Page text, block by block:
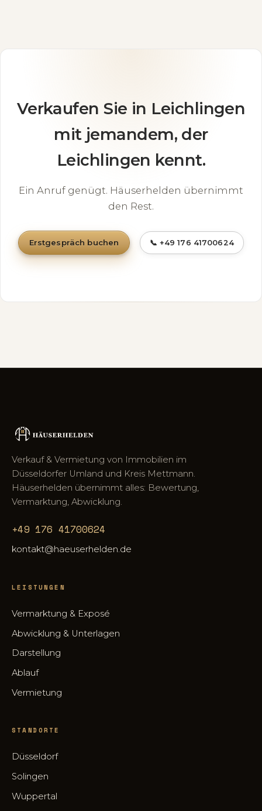
Verkaufen Sie in Leichlingen
mit jemandem, der
Leichlingen kennt.
Ein Anruf genügt. Häuserhelden übernimmt
den Rest.
Erstgespräch buchen 📞 +49 176 41700624
Verkauf & Vermietung von Immobilien im
Düsseldorfer Umland und Kreis Mettmann.
Häuserhelden übernimmt alles: Bewertung,
Vermarktung, Abwicklung.
+49 176 41700624
kontakt@haeuserhelden.de
LEISTUNGEN
Vermarktung & Exposé
Abwicklung & Unterlagen
Darstellung
Ablauf
Vermietung
STANDORTE
Düsseldorf
Solingen
Wuppertal